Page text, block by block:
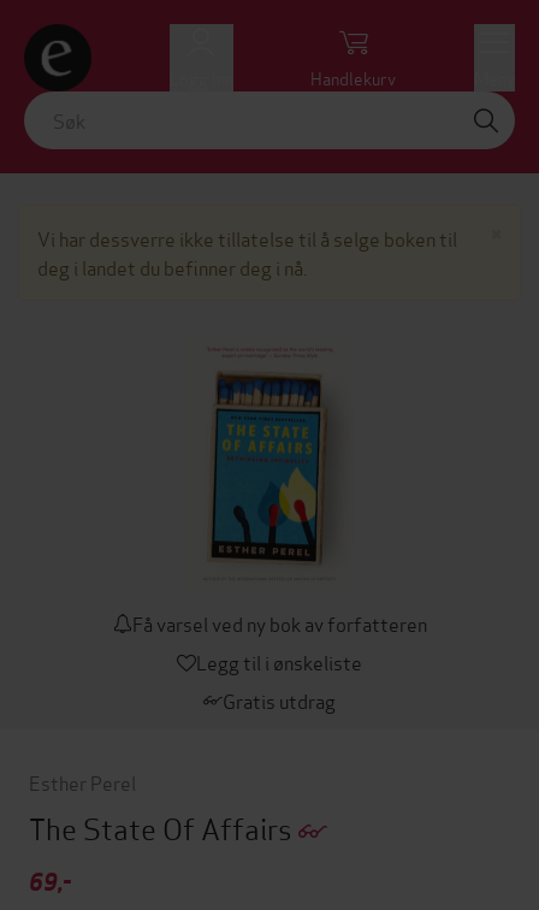
Handlekurv
Vi har dessverre ikke tillatelse til å selge boken til
deg i landet du befinner deg i nå.
Få varsel ved ny bok av forfatteren
Legg til i ønskeliste
Gratis utdrag
Esther Perel
The State Of Affairs
69,-